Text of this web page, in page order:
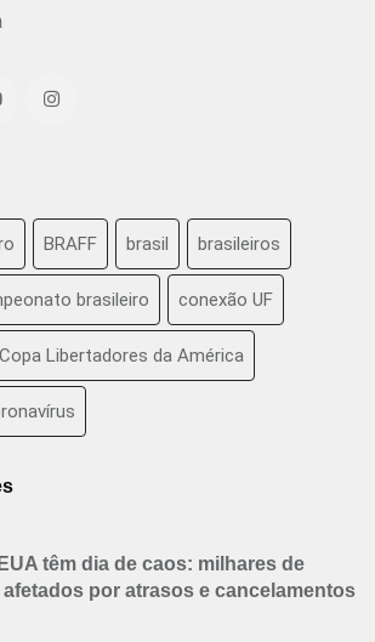
BRAFF brasil brasileiros
brasileiro conexão UF
Copa Libertadores da América
têm dia de caos: milhares de
por atrasos e cancelamentos